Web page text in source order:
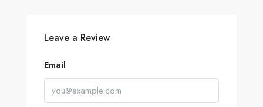
Leave a Review
Email